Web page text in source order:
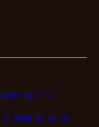
daichi dveri fi g
iii iphone kz led les